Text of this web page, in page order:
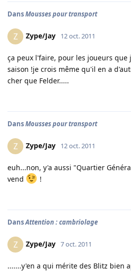
DansMousses pour transport
Z Zype/Jay 12 oct. 2011
ça peux l'faire, pour les joueurs que
saison !je crois même qu'il en a
cher que Felder.....
DansMousses pour transport
Z Zype/Jay 12 oct. 2011
euh...non, y'a aussi "Quartier
vend
!
DansAttention : cambriolage
Z Zype/Jay 7 oct. 2011
.......y'en a qui mérite des Blitz bien